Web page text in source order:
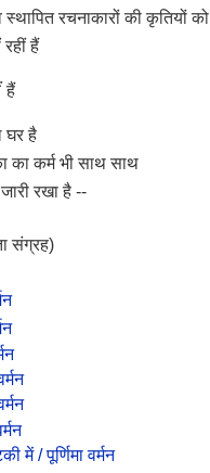
रचनाकारों की कृतियों को
हैं
हैं
घर है
का कर्म भी साथ साथ
रखा है --
संग्रह)
में / पूर्णिमा वर्मन